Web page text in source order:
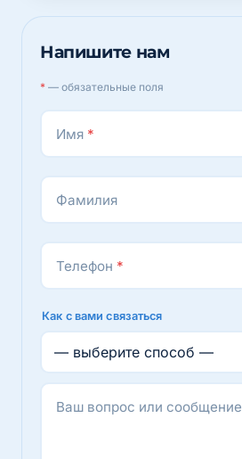
Напишите нам
* — обязательные поля
Имя *
Фамилия
Телефон *
Как с вами связаться
Ваш вопрос или сообщение